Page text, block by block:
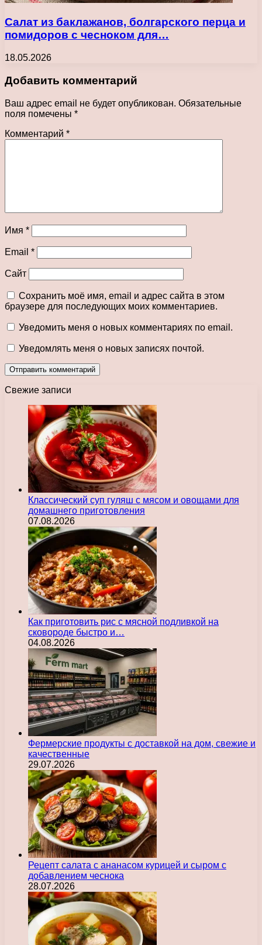
Салат из баклажанов, болгарского перца и
помидоров с чесноком для…
18.05.2026
Добавить комментарий
Ваш адрес email не будет опубликован. Обязательные
поля помечены *
Комментарий *
Имя *
Email *
Сайт
Сохранить моё имя, email и адрес сайта в этом
браузере для последующих моих комментариев.
Уведомить меня о новых комментариях по email.
Уведомлять меня о новых записях почтой.
Свежие записи
Классический суп гуляш с мясом и овощами для
домашнего приготовления
07.08.2026
Как приготовить рис с мясной подливкой на
сковороде быстро и…
04.08.2026
Фермерские продукты с доставкой на дом, свежие и
качественные
29.07.2026
Рецепт салата с ананасом курицей и сыром с
добавлением чеснока
28.07.2026